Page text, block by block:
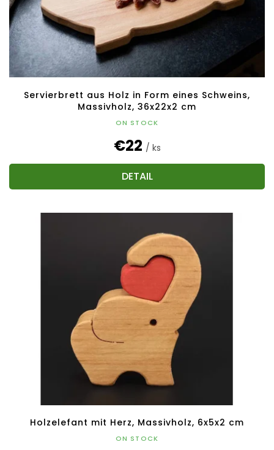
r
o
d
u
k
t
Servierbrett aus Holz in Form eines Schweins,
Massivholz, 36x22x2 cm
ON STOCK
€22 / ks
DETAIL
Holzelefant mit Herz, Massivholz, 6x5x2 cm
ON STOCK